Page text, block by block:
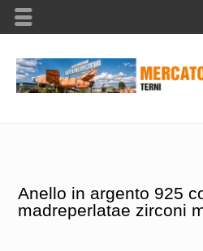
Anello in argento 925
madreperlatae zirconi